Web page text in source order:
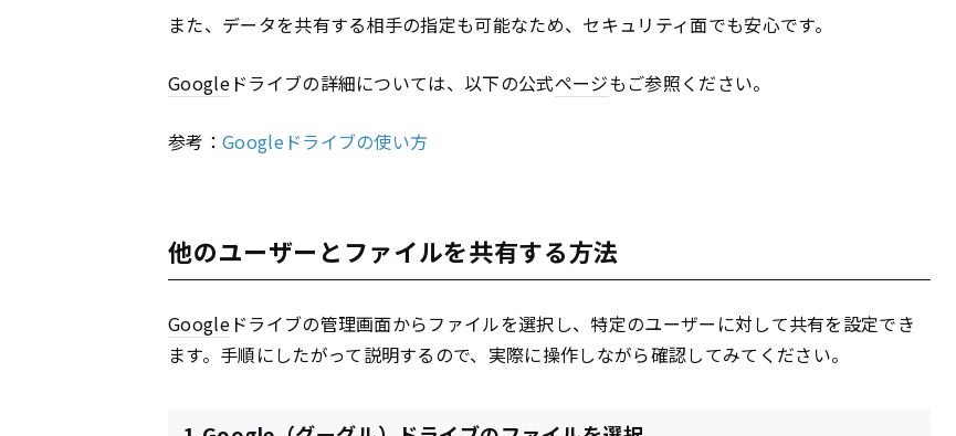
また、データを共有する相手の指定も可能なため、セキュリティ面でも安心です。
Googleドライブの詳細については、以下の公式ページもご参照ください。
参考： Googleドライブの使い方
他のユーザーとファイルを共有する方法
Googleドライブの管理画面からファイルを選択し、特定のユーザーに対して共有を設定でき
ます。手順にしたがって説明するので、実際に操作しながら確認してみてください。